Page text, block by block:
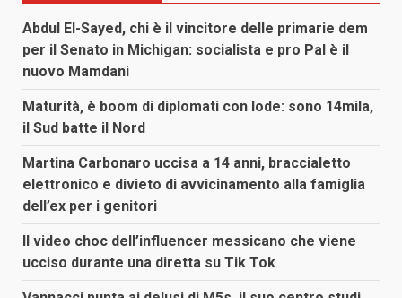
Abdul El-Sayed, chi è il vincitore delle primarie dem
per il Senato in Michigan: socialista e pro Pal è il
nuovo Mamdani
Maturità, è boom di diplomati con lode: sono 14mila,
il Sud batte il Nord
Martina Carbonaro uccisa a 14 anni, braccialetto
elettronico e divieto di avvicinamento alla famiglia
dell’ex per i genitori
Il video choc dell’influencer messicano che viene
ucciso durante una diretta su Tik Tok